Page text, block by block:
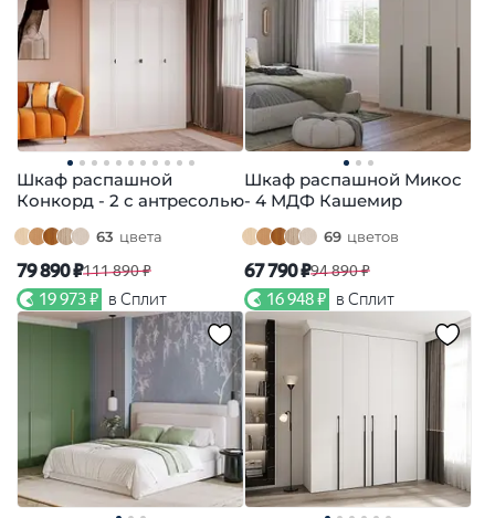
Шкаф распашной
Конкорд - 2 с антресолью
63 цвета
79 890 ₽111 890 ₽
19 973 ₽ в Сплит
Шкаф распашной Микос
- 4 МДФ Кашемир
69 цветов
67 790 ₽94 890 ₽
16 948 ₽ в Сплит